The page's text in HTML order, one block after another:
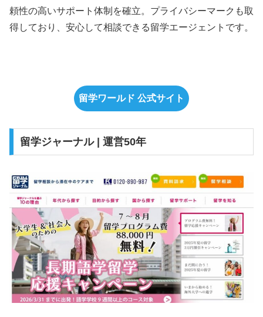
頼性の高いサポート体制を確立。プライバシーマークも取
得しており、安心して相談できる留学エージェントです。
留学ワールド 公式サイト
留学ジャーナル | 運営50年